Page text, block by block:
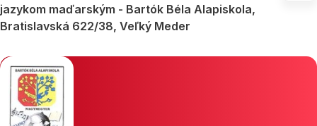
jazykom maďarským - Bartók Béla Alapiskola,
Bratislavská 622/38, Veľký Meder